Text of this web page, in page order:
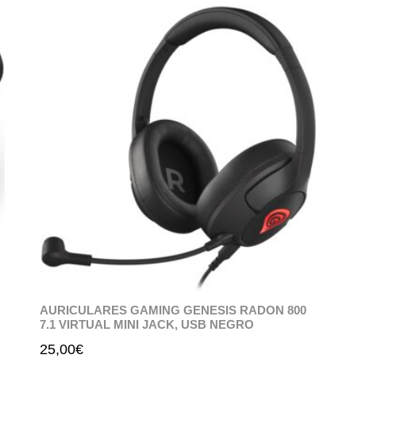
AURICULARES GAMING GENESIS RADON 800
7.1 VIRTUAL MINI JACK, USB NEGRO
25,00€